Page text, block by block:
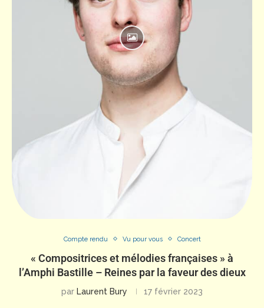
Compte rendu Vu pour vous Concert
« Compositrices et mélodies françaises » à
l’Amphi Bastille – Reines par la faveur des dieux
par Laurent Bury 17 février 2023